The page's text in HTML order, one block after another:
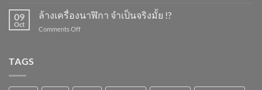
!?เครื่อง
09
Oct
ล้างเครื่องนาฬิกา จำเป็นจริงมั้ย !?
Comments Offon
มั้ย
TAGS